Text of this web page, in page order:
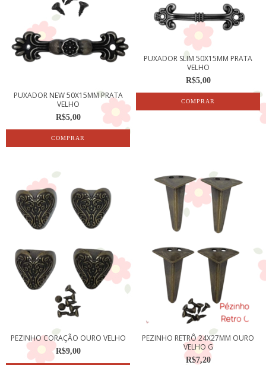
PUXADOR NEW 50X15MM PRATA
VELHO
R$5,00
PUXADOR SLIM 50X15MM PRATA
VELHO
R$5,00
PEZINHO CORAÇÃO OURO VELHO
R$9,00
PEZINHO RETRÔ 24X27MM OURO
VELHO G
R$7,20